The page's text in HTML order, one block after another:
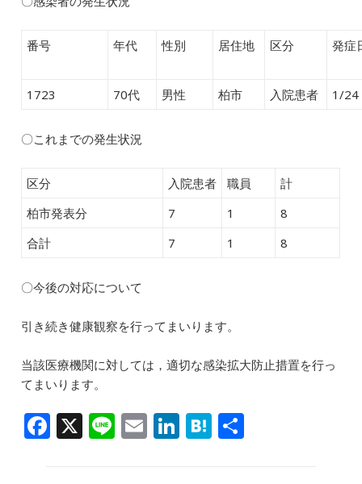
番号 年代 性別 居住地 区分 発症
1723 70代 男性 柏市 入院患者 1/24
〇これまでの発生状況
区分 入院患者 職員
計
柏市発表分
7 1
8
合計
7 1 8
〇今後の対応について
引き続き健康観察を行ってまいります。
当該医療機関に対しては，適切な感染拡大防止措置を行っ
てまいります。
F X Li E Li H